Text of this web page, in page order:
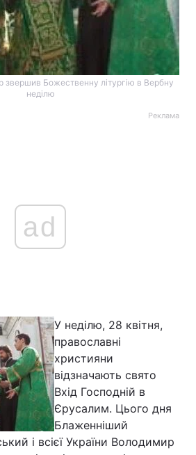
звершив Божественну літургію в Вербну
неділю
Реклама
ad
У неділю, 28 квітня,
православні
християни
відзначають свято
Вхід Господній в
Єрусалим. Цього дня
Блаженніший
і всієї України Володимир